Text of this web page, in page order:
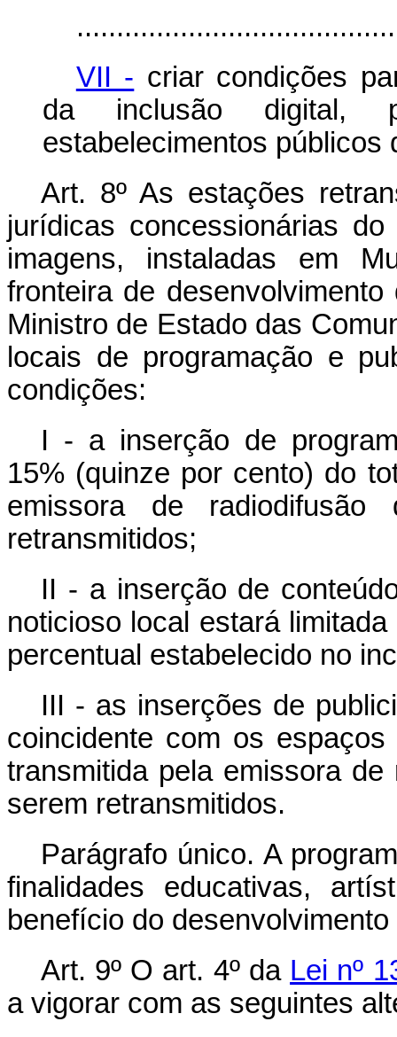
VII - criar condições
da inclusão digital,
estabelecimentos públicos
Art. 8º As estações
jurídicas concessionárias
imagens, instaladas em
fronteira de
Ministro de Estado das
locais de programação e
condições:
I - a inserção de
15% (quinze por cento) do
emissora de
retransmitidos;
II - a inserção de
noticioso local estará
percentual estabelecido no
III - as inserções de
coincidente com os
transmitida pela emissora
serem retransmitidos.
Parágrafo único. A
finalidades educativas,
benefício do
Art. 9º O art. 4º da Lei nº
a vigorar com as seguintes